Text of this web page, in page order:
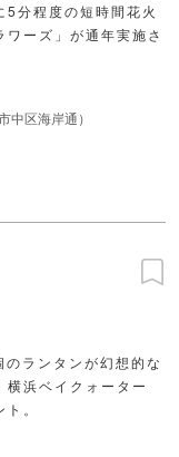
5分程度の短時間花火
ワーズ」が通年実施さ
中区海岸通）
ランタンが幻想的な
横浜ベイクォーター
。